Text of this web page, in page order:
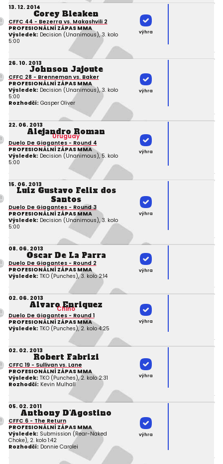
13. 12. 2014
Corey Bleaken
CFFC 44 - Bezerra vs. Makashvili 2
PROFESIONÁLNÍ ZÁPAS MMA
Výsledek: Decision (Unanimous), 3. kolo
5:00
výhra
26. 10. 2013
Johnson Jajoute
CFFC 28 - Brenneman vs. Baker
PROFESIONÁLNÍ ZÁPAS MMA
Výsledek: Decision (Unanimous), 3. kolo
5:00
Rozhodčí: Gasper Oliver
výhra
22. 06. 2013
Alejandro Roman
Uruguay
Duelo De Giagantes - Round 4
PROFESIONÁLNÍ ZÁPAS MMA
Výsledek: Decision (Unanimous), 5. kolo
5:00
výhra
15. 06. 2013
Luiz Gustavo Felix dos
Santos
Duelo De Giagantes - Round 3
PROFESIONÁLNÍ ZÁPAS MMA
Výsledek: Decision (Unanimous), 3. kolo
5:00
výhra
08. 06. 2013
Oscar De La Parra
Duelo De Giagantes - Round 2
PROFESIONÁLNÍ ZÁPAS MMA
Výsledek: TKO (Punches), 3. kolo 2:14
výhra
02. 06. 2013
Alvaro Enriquez
Chino
Duelo De Giagantes - Round 1
PROFESIONÁLNÍ ZÁPAS MMA
Výsledek: TKO (Punches), 2. kolo 4:25
výhra
02. 02. 2013
Robert Fabrizi
CFFC 19 - Sullivan vs. Lane
PROFESIONÁLNÍ ZÁPAS MMA
Výsledek: TKO (Punches), 2. kolo 2:31
Rozhodčí: Kevin Mulhall
výhra
05. 02. 2011
Anthony D'Agostino
CFFC 6 - The Return
PROFESIONÁLNÍ ZÁPAS MMA
Výsledek: Submission (Rear-Naked
Choke), 2. kolo 1:42
Rozhodčí: Donnie Carolei
výhra